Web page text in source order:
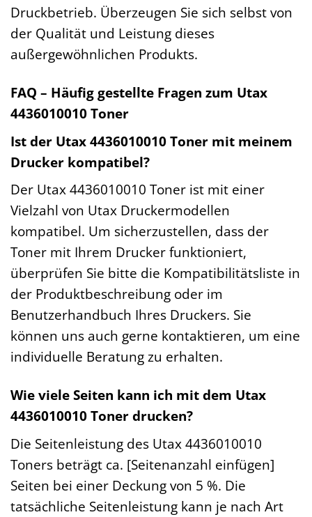
Druckbetrieb. Überzeugen Sie sich selbst von
der Qualität und Leistung dieses
außergewöhnlichen Produkts.
FAQ – Häufig gestellte Fragen zum Utax
4436010010 Toner
Ist der Utax 4436010010 Toner mit meinem
Drucker kompatibel?
Der Utax 4436010010 Toner ist mit einer
Vielzahl von Utax Druckermodellen
kompatibel. Um sicherzustellen, dass der
Toner mit Ihrem Drucker funktioniert,
überprüfen Sie bitte die Kompatibilitätsliste in
der Produktbeschreibung oder im
Benutzerhandbuch Ihres Druckers. Sie
können uns auch gerne kontaktieren, um eine
individuelle Beratung zu erhalten.
Wie viele Seiten kann ich mit dem Utax
4436010010 Toner drucken?
Die Seitenleistung des Utax 4436010010
Toners beträgt ca. [Seitenanzahl einfügen]
Seiten bei einer Deckung von 5 %. Die
tatsächliche Seitenleistung kann je nach Art